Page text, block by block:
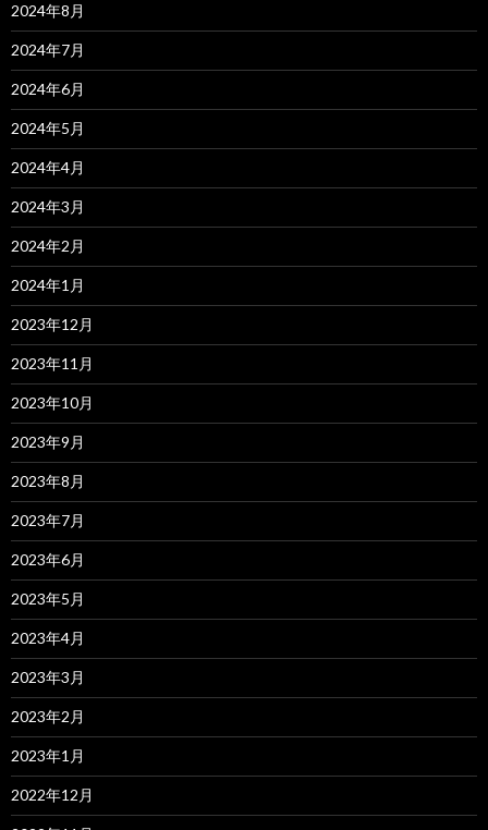
2024年8月
2024年7月
2024年6月
2024年5月
2024年4月
2024年3月
2024年2月
2024年1月
2023年12月
2023年11月
2023年10月
2023年9月
2023年8月
2023年7月
2023年6月
2023年5月
2023年4月
2023年3月
2023年2月
2023年1月
2022年12月